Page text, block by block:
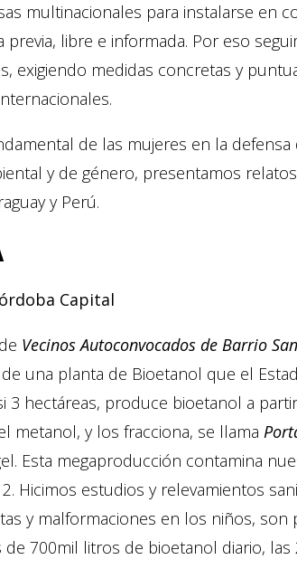
multinacionales para instalarse en
libre e informada. Por eso
exigiendo medidas concretas y
de las mujeres en la
y de género, presentamos
y Perú.
Capital
Vecinos Autoconvocados de Barrio
una planta de Bioetanol que el
3 hectáreas, produce bioetanol a
metanol, y los fracciona, se llama
Esta megaproducción contamina
Hicimos estudios y relevamientos
y malformaciones en los niños,
de 700mil litros de bioetanol diario,